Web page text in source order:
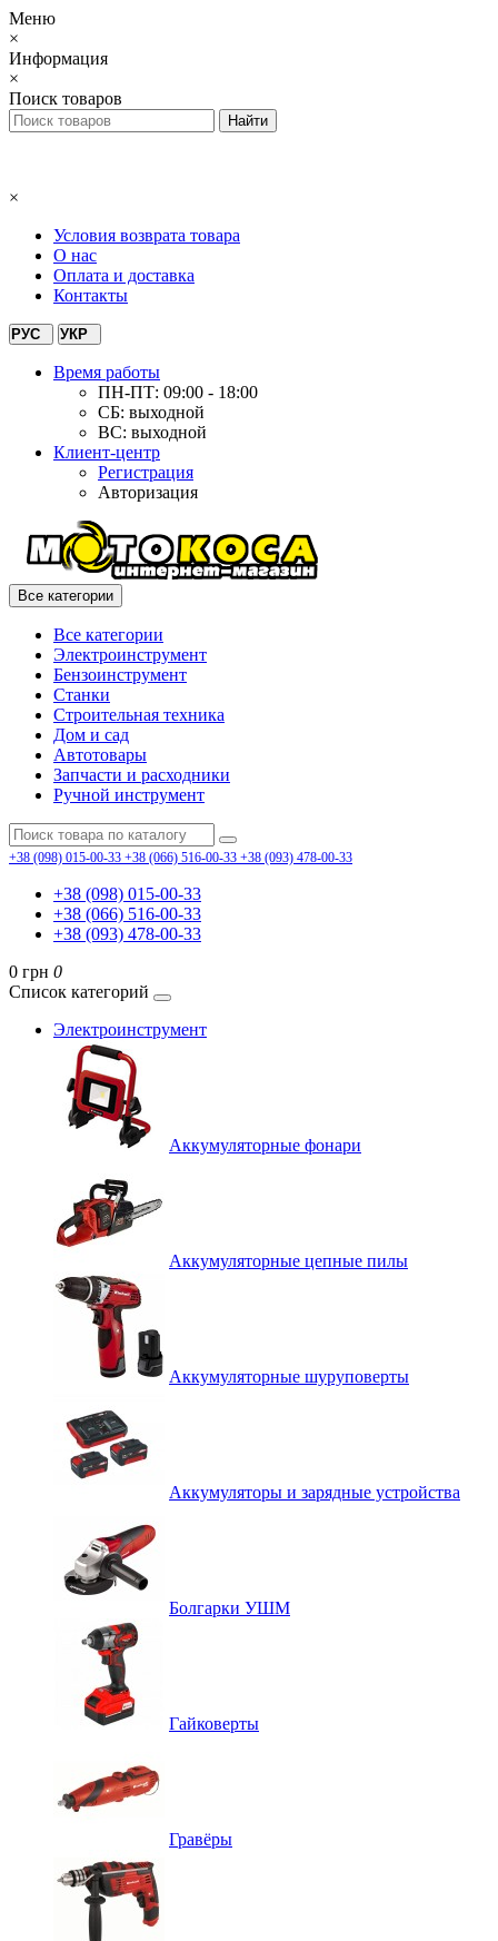
Меню
×
Информация
×
Поиск товаров
×
Условия возврата товара
О нас
Оплата и доставка
Контакты
РУС УКР
Время работы
ПН-ПТ: 09:00 - 18:00
СБ: выходной
ВС: выходной
Клиент-центр
Регистрация
Авторизация
Все категории
Все категории
Электроинструмент
Бензоинструмент
Станки
Строительная техника
Дом и сад
Автотовары
Запчасти и расходники
Ручной инструмент
+38 (098) 015-00-33 +38 (066) 516-00-33 +38 (093) 478-00-33
+38 (098) 015-00-33
+38 (066) 516-00-33
+38 (093) 478-00-33
0 грн 0
Список категорий
Электроинструмент
Аккумуляторные фонари
Аккумуляторные цепные пилы
Аккумуляторные шуруповерты
Аккумуляторы и зарядные устройства
Болгарки УШМ
Гайковерты
Гравёры